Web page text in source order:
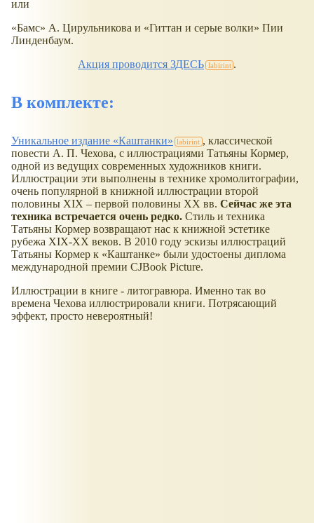
или
Бамс
А. Цирульникова и Гиттан и серые волки
Пии
Линденбаум.
Акция проводится ЗДЕСЬ
.
В комплекте:
Уникальное издание Каштанки
, классической
повести А. П. Чехова, с иллюстрациями Татьяны Кормер,
одной из ведущих современных художников книги.
Иллюстрации эти выполнены в технике хромолитографии,
очень популярной в книжной иллюстрации второй
половины XIX – первой половины XX вв. Сейчас же эта
техника встречается очень редко. Стиль и техника
Татьяны Кормер возвращают нас к книжной эстетике
рубежа XIX-XX веков. В 2010 году эскизы иллюстраций
Татьяны Кормер к
Каштанке
были удостоены диплома
международной премии CJBook Picture.
Иллюстрации в книге - литогравюра. Именно так во
времена Чехова иллюстрировали книги. Потрясающий
эффект, просто невероятный!